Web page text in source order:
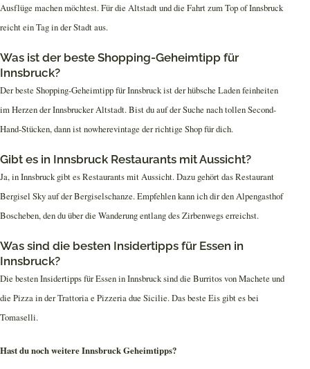
Ausflüge machen möchtest. Für die Altstadt und die Fahrt zum Top of Innsbruck
reicht ein Tag in der Stadt aus.
Was ist der beste Shopping-Geheimtipp für
Innsbruck?
Der beste Shopping-Geheimtipp für Innsbruck ist der hübsche Laden feinheiten
im Herzen der Innsbrucker Altstadt. Bist du auf der Suche nach tollen Second-
Hand-Stücken, dann ist nowherevintage der richtige Shop für dich.
Gibt es in Innsbruck Restaurants mit Aussicht?
Ja, in Innsbruck gibt es Restaurants mit Aussicht. Dazu gehört das Restaurant
Bergisel Sky auf der Bergiselschanze. Empfehlen kann ich dir den Alpengasthof
Boscheben, den du über die Wanderung entlang des Zirbenwegs erreichst.
Was sind die besten Insidertipps für Essen in
Innsbruck?
Die besten Insidertipps für Essen in Innsbruck sind die Burritos von Machete und
die Pizza in der Trattoria e Pizzeria due Sicilie. Das beste Eis gibt es bei
Tomaselli.
Hast du noch weitere Innsbruck Geheimtipps?